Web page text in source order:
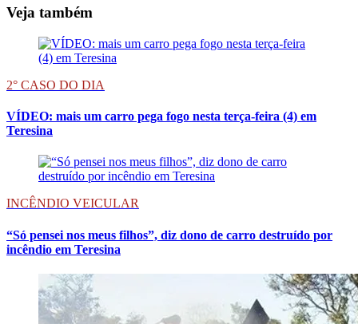
Veja também
2° CASO DO DIA
VÍDEO: mais um carro pega fogo nesta terça-feira (4) em
Teresina
INCÊNDIO VEICULAR
“Só pensei nos meus filhos”, diz dono de carro destruído por
incêndio em Teresina